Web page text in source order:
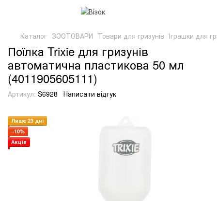
Каталог ЗООТОВАРИ Товари для гризунів Іграшки для
Поїлка Trixie для гризунів
автоматична пластикова 50 мл
(4011905605111)
Артикул: S6928 Написати відгук
Лише 23 дні
−10%
Акція